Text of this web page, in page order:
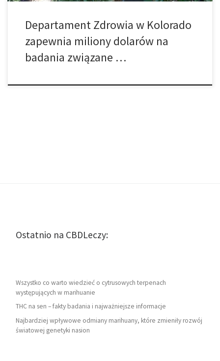
Departament Zdrowia w Kolorado
zapewnia miliony dolarów na
badania związane …
Ostatnio na CBDLeczy:
Wszystko co warto wiedzieć o cytrusowych terpenach
występujących w marihuanie
THC na sen – fakty badania i najważniejsze informacje
Najbardziej wpływowe odmiany marihuany, które zmieniły rozwój
światowej genetyki nasion